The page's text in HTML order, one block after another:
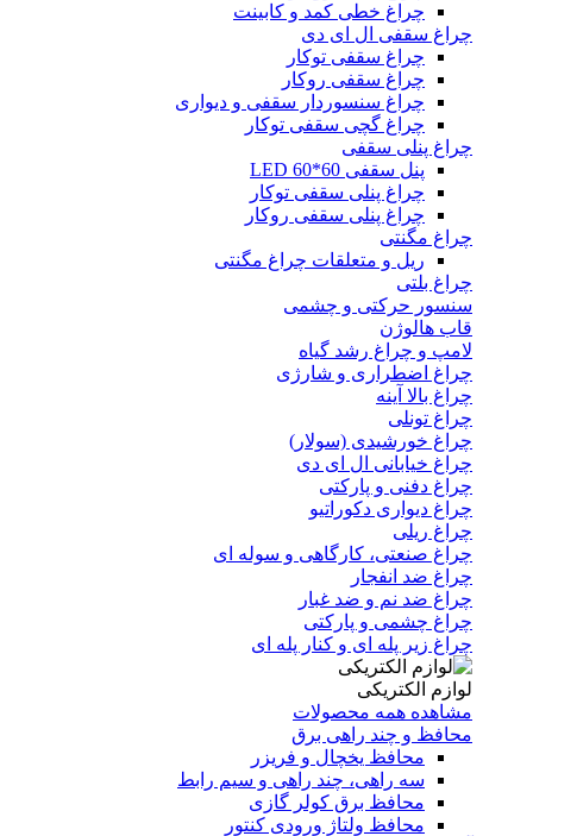
چراغ خطی کمد و کابینت
چراغ سقفی ال ای دی
چراغ سقفی توکار
چراغ سقفی روکار
چراغ سنسوردار سقفی و دیواری
چراغ گچی سقفی توکار
چراغ پنلی سقفی
پنل سقفی 60*60 LED
چراغ پنلی سقفی توکار
چراغ پنلی سقفی روکار
چراغ مگنتی
ریل و متعلقات چراغ مگنتی
چراغ بلتی
سنسور حرکتی و چشمی
قاب هالوژن
لامپ و چراغ رشد گیاه
چراغ اضطراری و شارژی
چراغ بالا آینه
چراغ تونلی
چراغ خورشیدی (سولار)
چراغ خیابانی ال ای دی
چراغ دفنی و پارکتی
چراغ دیواری دکوراتیو
چراغ ریلی
چراغ صنعتی، کارگاهی و سوله ای
چراغ ضد انفجار
چراغ ضد نم و ضد غبار
چراغ چشمی و پارکتی
چراغ‌ زیر‌ پله‌ ای و کنار‌ پله‌ ای
لوازم الکتریکی
مشاهده همه محصولات
محافظ و چند راهی برق
محافظ یخچال و فریزر
سه راهی، چند راهی و سیم رابط
محافظ برق کولر گازی
محافظ ولتاژ ورودی کنتور